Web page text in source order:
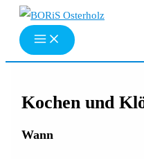
Zum
Inhalt
springen
Kochen und
Wann